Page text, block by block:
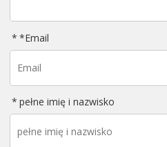
*Email
pełne imię i nazwisko